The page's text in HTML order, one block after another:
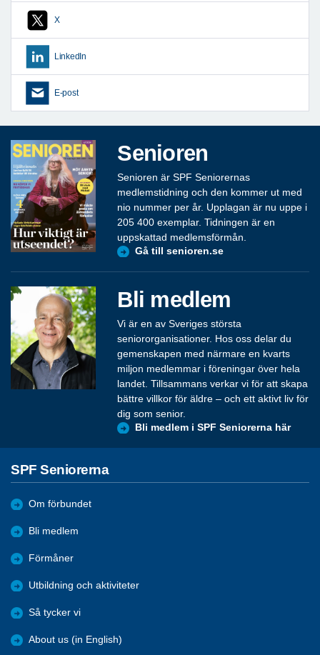
X
LinkedIn
E-post
Senioren
Senioren är SPF Seniorernas
medlemstidning och den kommer ut med
nio nummer per år. Upplagan är nu uppe i
205 400 exemplar. Tidningen är en
uppskattad medlemsförmån.
Gå till senioren.se
Bli medlem
Vi är en av Sveriges största
seniororganisationer. Hos oss delar du
gemenskapen med närmare en kvarts
miljon medlemmar i föreningar över hela
landet. Tillsammans verkar vi för att skapa
bättre villkor för äldre – och ett aktivt liv för
dig som senior.
Bli medlem i SPF Seniorerna här
SPF Seniorerna
Om förbundet
Bli medlem
Förmåner
Utbildning och aktiviteter
Så tycker vi
About us (in English)